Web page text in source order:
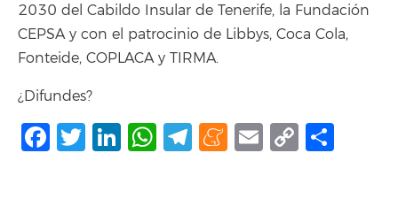
2030 del Cabildo Insular de Tenerife, la Fundación
CEPSA y con el patrocinio de Libbys, Coca Cola,
Fonteide, COPLACA y TIRMA.
¿Difundes?
Facebook
Twitter
LinkedIn
WhatsApp
Telegram
Meneame
Email
Copy